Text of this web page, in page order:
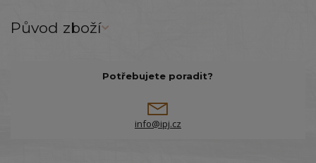
Původ zboží
Potřebujete poradit?
info@ipj.cz